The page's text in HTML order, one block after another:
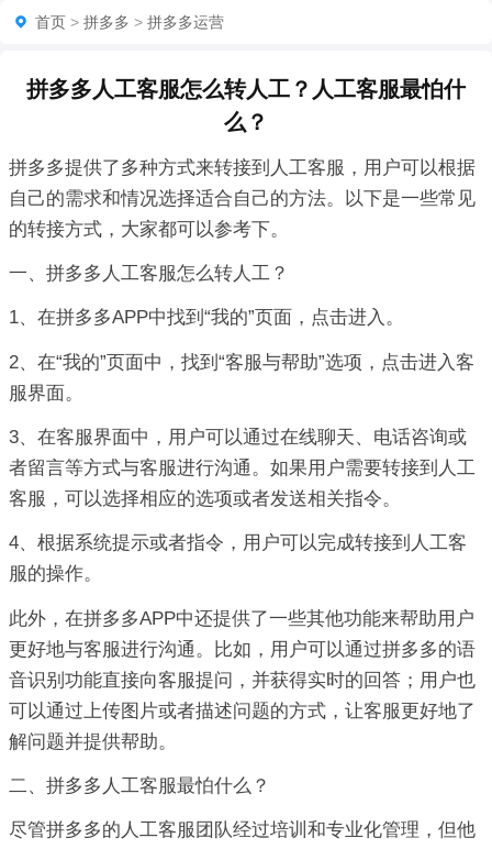
首页 > 拼多多 > 拼多多运营
拼多多人工客服怎么转人工？人工客服最怕什
么？
拼多多提供了多种方式来转接到人工客服，用户可以根据
自己的需求和情况选择适合自己的方法。以下是一些常见
的转接方式，大家都可以参考下。
一、拼多多人工客服怎么转人工？
1、在拼多多APP中找到“我的”页面，点击进入。
2、在“我的”页面中，找到“客服与帮助”选项，点击进入客
服界面。
3、在客服界面中，用户可以通过在线聊天、电话咨询或
者留言等方式与客服进行沟通。如果用户需要转接到人工
客服，可以选择相应的选项或者发送相关指令。
4、根据系统提示或者指令，用户可以完成转接到人工客
服的操作。
此外，在拼多多APP中还提供了一些其他功能来帮助用户
更好地与客服进行沟通。比如，用户可以通过拼多多的语
音识别功能直接向客服提问，并获得实时的回答；用户也
可以通过上传图片或者描述问题的方式，让客服更好地了
解问题并提供帮助。
二、拼多多人工客服最怕什么？
尽管拼多多的人工客服团队经过培训和专业化管理，但他